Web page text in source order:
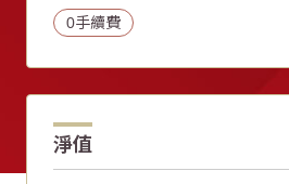
0手續費
淨值